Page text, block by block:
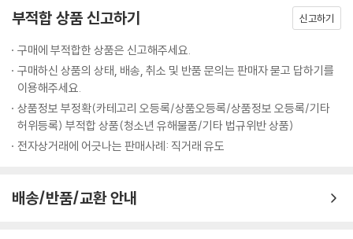
01. 농업 생산의 기업화와 세계화
02. 다국적 기업과 생산 공간의 변화’
03. 서비스업의 세계화와 주민 생활 변화
10. 환경 문제와 지속 가능한 발전
01. 전 지구적 차원의 기후 변화
03. 생활 속의 환경 이슈
부적합 상품 신고하기 신고하기
구매에 부적합한 상품은 신고해주세요.
구매하신 상품의 상태, 배송, 취소 및 반품 문의는 판매자 묻고 답하기를
이용해주세요.
상품정보 부정확(카테고리 오등록/상품오등록/상품정보 오등록/기타
허위등록) 부적합 상품(청소년 유해물품/기타 법규위반 상품)
전자상거래에 어긋나는 판매사례: 직거래 유도
배송/반품/교환 안내